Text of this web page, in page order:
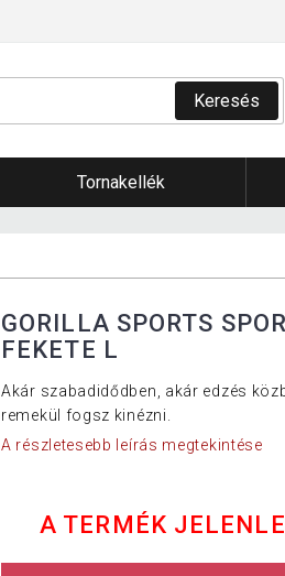
Keresés
Tornakellék
GORILLA SPORTS
FEKETE L
Akár szabadidődben, akár edzés
remekül fogsz kinézni.
A részletesebb leírás megtekintése
A TERMÉK